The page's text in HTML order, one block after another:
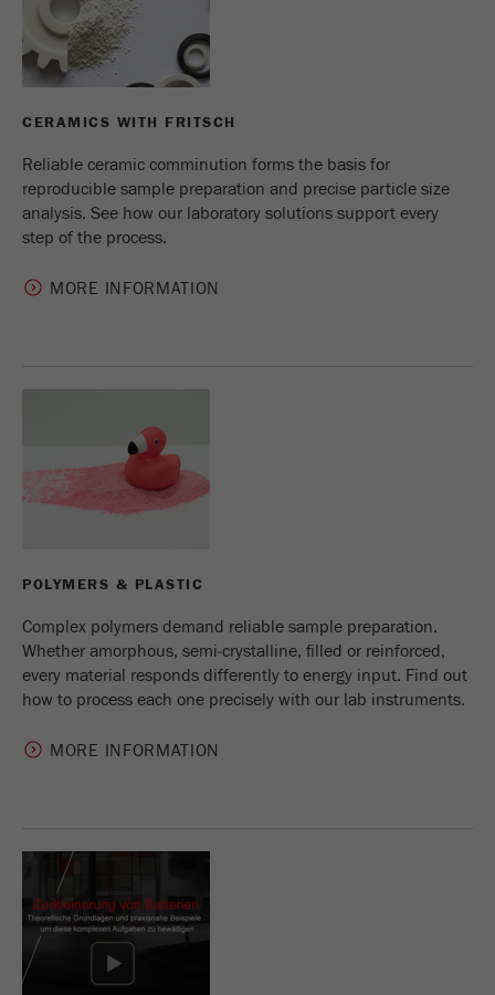
Objectivo
Este cookie é o cookie de recurso do visitante.
Ele contém todos os recursos do visitante
Informações da visita atual, também
de acompanhamento de campanhas. Esse
Se nenhuma informação sobre a fonte do
visitante puder ser determinada, o cookie não
visitantes, como conversões e transações de
Nome
usa o site.
Ciclo de
vida cookie
2 anos
Nome _gid
Objectivo
Usado pelo Google Analytics para limitar a
Ciclo de vida
1 dia
CERAMICS WITH FRITSCH
Reliable ceramic comminution forms the basis for
reproducible sample preparation and precise particle size
analysis. See how our laboratory solutions support every
step of the process.
MORE INFORMATION
POLYMERS & PLASTIC
Complex polymers demand reliable sample preparation.
Whether amorphous, semi‑crystalline, filled or reinforced,
every material responds differently to energy input. Find out
how to process each one precisely with our lab instruments.
MORE INFORMATION